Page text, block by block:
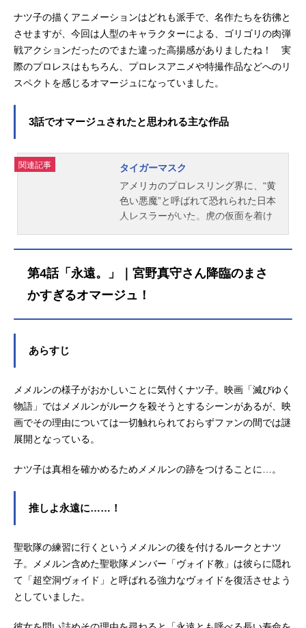
ナツ子の描くアニメーションはどれも派手で、名作たちを彷彿と
させますが、今回は人型のキャラクターによる、ゴリゴリの肉弾
戦アクションだったのでまた違った高揚感がありましたね！ 実
際のプロレスはもちろん、プロレスアニメや特撮作品などへのリ
スペクトを感じるオマージュになっていました。
3話でオマージュされたと思われる主な作品
関連記事
タイガーマスク
アメリカのプロレスリング界に、“黄
色い悪魔”と呼ばれて恐れられた日本
人レスラーがいた。虎の仮面を着け
の教育機関である“虎の穴”で、卑劣な
悪魔として戦う術を徹底的に叩き込
った孤児院が経営難で存続の危機に
し出る。彼はそのために“虎の穴”への
上納金を支払うことが出来なくな
り、次々と襲い来る刺客レスラーと
孤独な戦士として生まれ変わったタ
メスケジュール1969年10月2日
（木）～1971年9月30日（木）日本
テレビほか話数全105話キャストタイ
謙二健太：野沢雅子ジャイアント馬
第4話「永遠。」｜宮野真守さん降臨のまさ
かすぎるオマージュ！
あらすじ
メメルンの様子がおかしいことに気付くナツ子。映画「滅びゆく
物語」ではメメルンがルークを殺そうとするシーンがあるが、映
画でその理由については一切触れられておらずファンの間では謎
展開となっている。
ナツ子は真相を確かめるためメメルンの跡をつけることに…。
推しよ永遠に……！
聖歌隊の練習に行くというメメルンの後を付けるルークとナツ
子。メメルン含めた聖歌隊メンバー「ヴォイド教」は彼らに隠れ
て「超空洞ヴォイド」と呼ばれる強力なヴォイドを復活させよう
としていました。